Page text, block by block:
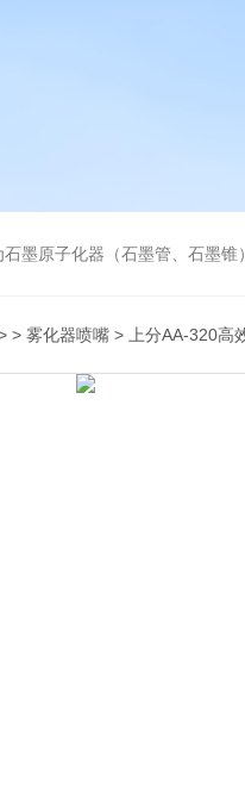
（石墨管、石墨锥）、元素空心阴极灯、氘灯、空心
> 雾化器喷嘴 > 上分AA-320高